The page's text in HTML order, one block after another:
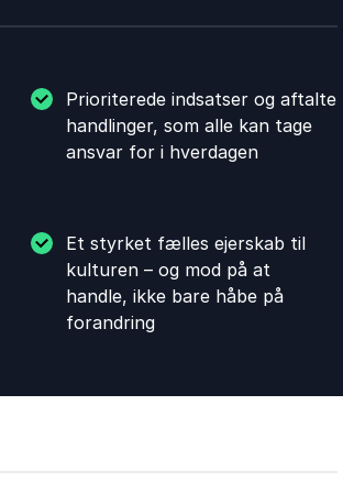
Prioriterede indsatser og aftalte
handlinger, som alle kan tage
ansvar for i hverdagen
Et styrket fælles ejerskab til
kulturen – og mod på at
handle, ikke bare håbe på
forandring